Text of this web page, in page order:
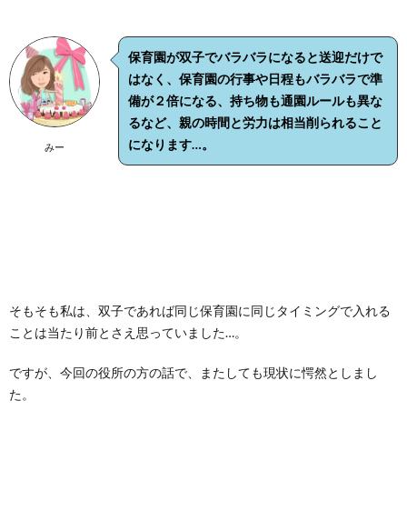
みー
保育園が双子でバラバラになると送迎だけで
はなく、 保育園の行事や日程もバラバラで準
備が２倍になる、持ち物も通園ルールも異な
るなど、親の時間と労力は相当削られること
になります…。
そもそも私は、双子であれば同じ保育園に同じタイミングで入れる
ことは当たり前とさえ思っていました…。
ですが、今回の役所の方の話で、またしても現状に愕然としまし
た。